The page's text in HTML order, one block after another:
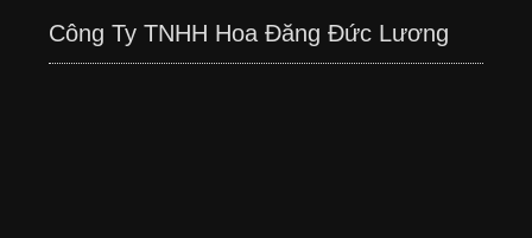
Công Ty TNHH Hoa Đăng Đức Lương